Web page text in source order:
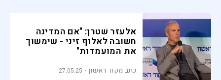
אלעזר שטרן: "אם המדינה
חשובה לאלוף זיני - שימשוך
את המועמדות"
כתב מקור ראשון 27.05.25